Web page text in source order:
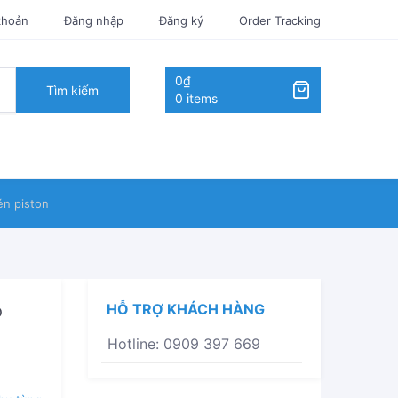
Đăng nhập Đăng ký Order Tracking
Tìm kiếm
0₫
0 items
piston
HỖ TRỢ KHÁCH HÀNG
Hotline: 0909 397 669